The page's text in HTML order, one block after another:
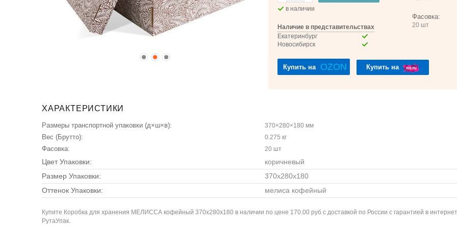
в наличии
Наличие в представительствах
Екатеринбург
Новосибирск
Фасовка:
20 шт
Купить на OZON Купить на
ХАРАКТЕРИСТИКИ
Размеры транспортной упаковки (д×ш×в): 370×280×180 мм
Вес (Брутто): 0.275 кг
Фасовка: 20 шт
Цвет Упаковки:
коричневый
Размер Упаковки:
370x280x180
Оттенок Упаковки:
мелиса кофейный
Купите Коробка для хранения МЕЛИССА кофейный 370х280х180 в наличии по цене 170.00 руб с доставкой по России с гарантией в
РутаУпак.